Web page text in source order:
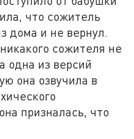
что сожитель
дома и не вернул.
сожителя не
одна из версий
она озвучила в
призналась, что